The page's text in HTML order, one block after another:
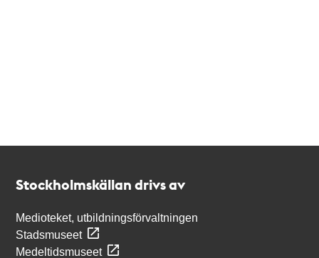
Stockholmskällan drivs av
Medioteket, utbildningsförvaltningen
Stadsmuseet
Medeltidsmuseet